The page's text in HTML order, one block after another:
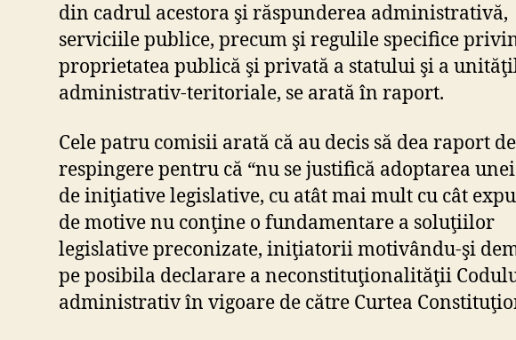
din cadrul acestora şi răspunderea administrativă,
serviciile publice, precum şi regulile specifice
proprietatea publică şi privată a statului şi a
administrativ-teritoriale, se arată în raport.
Cele patru comisii arată că au decis să dea raport de
respingere pentru că “nu se justifică adoptarea
de iniţiative legislative, cu atât mai mult cu cât
de motive nu conţine o fundamentare a soluţiilor
legislative preconizate, iniţiatorii motivându-şi
pe posibila declarare a neconstituţionalităţii
administrativ în vigoare de către Curtea